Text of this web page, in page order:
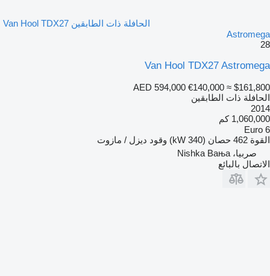
الحافلة ذات الطابقين Van Hool TDX27
Astromega
28
Van Hool TDX27 Astromega
AED 594,000 €140,000 ≈ $161,800
الحافلة ذات الطابقين
2014
1,060,000 كم
Euro 6
القوة 462 حصان (340 kW) وقود ديزل / مازوت
صربيا، Nishka Baњa
الاتصال بالبائع